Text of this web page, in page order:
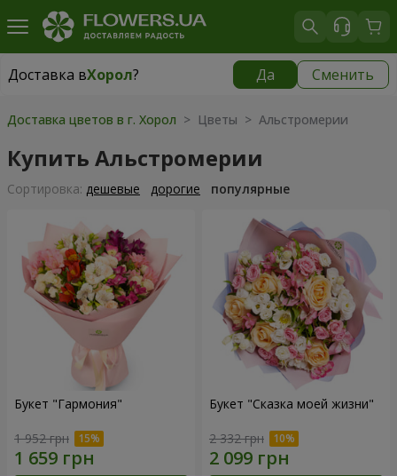
Доставка вХорол? Да Сменить
Доставка вХорол|
Доставка цветов в г. Хорол > Цветы > Альстромерии
Купить Альстромерии
Cортировка: дешевые дорогие популярные
Букет "Гармония"
1 952 грн
Букет "Сказка моей жизни"
2 332 грн